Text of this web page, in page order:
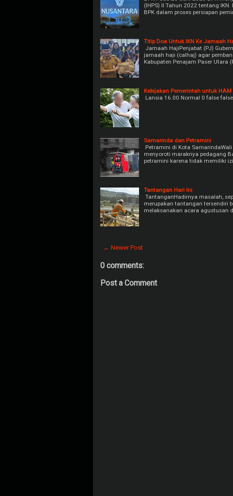
(IHPS) II Tahun 2022 tentang
BPK dalam proses persiapan
Titip Doa Untuk IKN Ke Jamaah
Jamaah HajiPenjabat (PJ)
jamaah haji (calhaj) agar
Kabupaten Penajam Paser Utara
Kebijakan Pemerintah untuk
Lansia 16.00 Normal 0 false false
Samarinda dan Petramini
Petramini di Kota
menyoroti maraknya pedagang
petramini karena tidak memiliki
Tantangan Hari Ini
TantanganHadirnya masalah,
merupakan tantangan tersendiri
melaksanakan acara agustusan
← Newer Post
0 comments:
Post a Comment